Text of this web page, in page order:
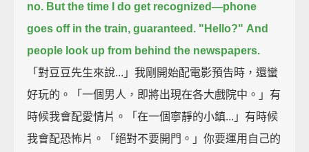
no. But the time I do get recognized—phone
goes off in the train, guaranteed. "Hello?" And
people look up from behind the newspapers.
「對豆豆先生來說...」我剛開始配電影預告時，還蠻
好玩的。「一個男人，即將出現在各大戲院中。」有
時候我會配愛情片。「在一個寧靜的小鎮...」有時候
我會配恐怖片。「絕對不要開門。」你要運用自己的